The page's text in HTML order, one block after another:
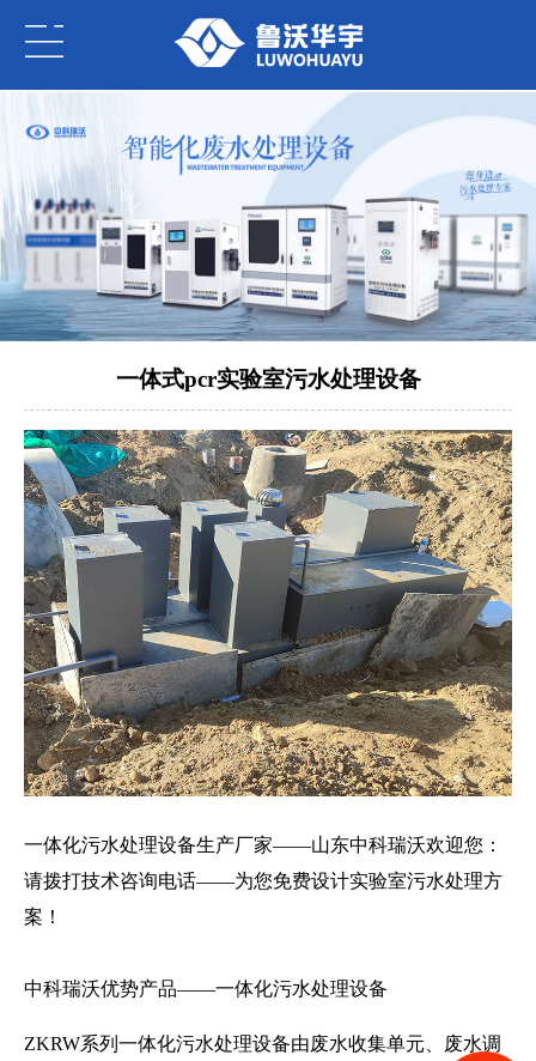
一体式pcr实验室污水处理设备
一体化污水处理设备生产厂家——山东中科瑞沃欢迎您：
请拨打技术咨询电话——为您免费设计实验室污水处理方
案！
中科瑞沃优势产品——一体化污水处理设备
ZKRW系列一体化污水处理设备由废水收集单元、废水调